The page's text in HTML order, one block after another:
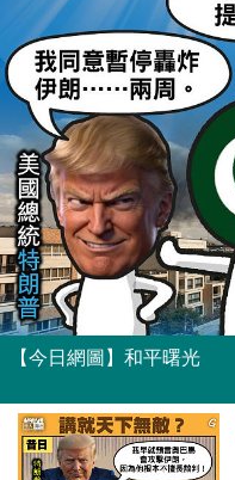
【今日網圖】和平曙光